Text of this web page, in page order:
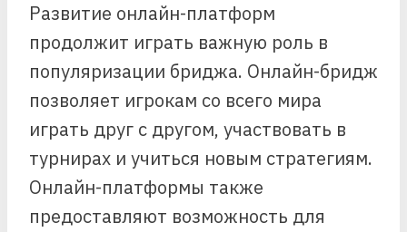
Развитие онлайн-платформ
продолжит играть важную роль в
популяризации бриджа. Онлайн-бридж
позволяет игрокам со всего мира
играть друг с другом, участвовать в
турнирах и учиться новым стратегиям.
Онлайн-платформы также
предоставляют возможность для